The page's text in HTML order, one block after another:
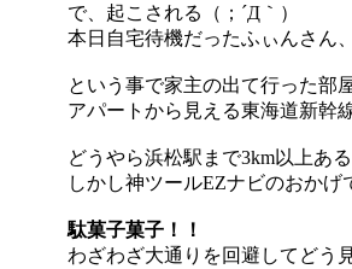
で、起こされる（；´Д｀）
本日自宅待機だったふぃんさん
という事で家主の出て行った部
アパートから見える東海道新幹
どうやら浜松駅まで3km以上あ
しかし神ツールEZナビのおかげ
駄菓子菓子！！
わざわざ大通りを回避してどう